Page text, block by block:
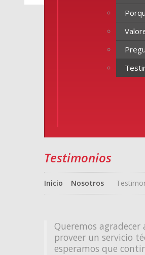
Testimonios
Inicio Nosotros
Queremos
proveer un servicio
esperamos que